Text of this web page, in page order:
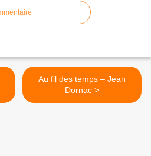
Au fil des temps – Jean
Dornac >